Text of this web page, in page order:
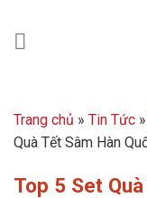
content
Trang chủ » Tin Tức »
Quà Tết Sâm Hàn
Top 5 Set